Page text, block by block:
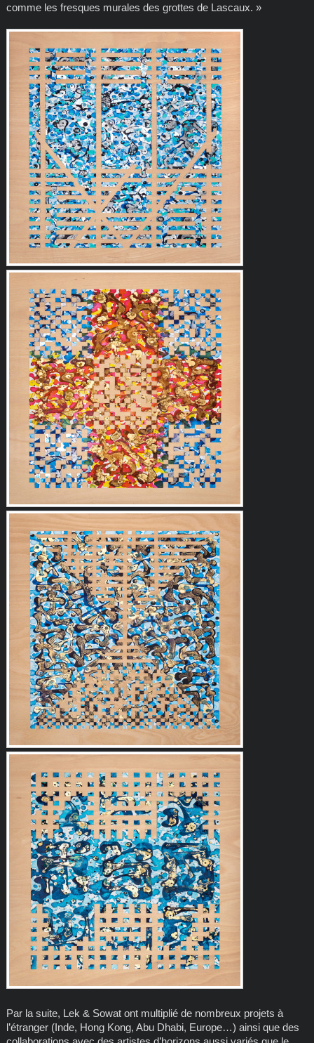
comme les fresques murales des grottes de Lascaux. »
Par la suite, Lek & Sowat ont multiplié de nombreux projets à
l’étranger (Inde, Hong Kong, Abu Dhabi, Europe…) ainsi que des